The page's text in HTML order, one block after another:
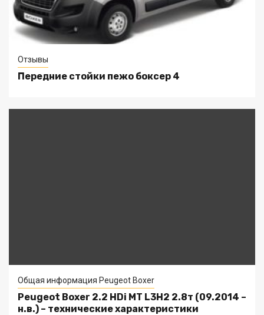
Отзывы
Передние стойки пежо боксер 4
Общая информация Peugeot Boxer
Peugeot Boxer 2.2 HDi MT L3H2 2.8т (09.2014 –
н.в.) – технические характеристики